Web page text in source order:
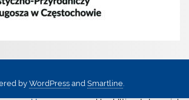
by WordPress and Smartline